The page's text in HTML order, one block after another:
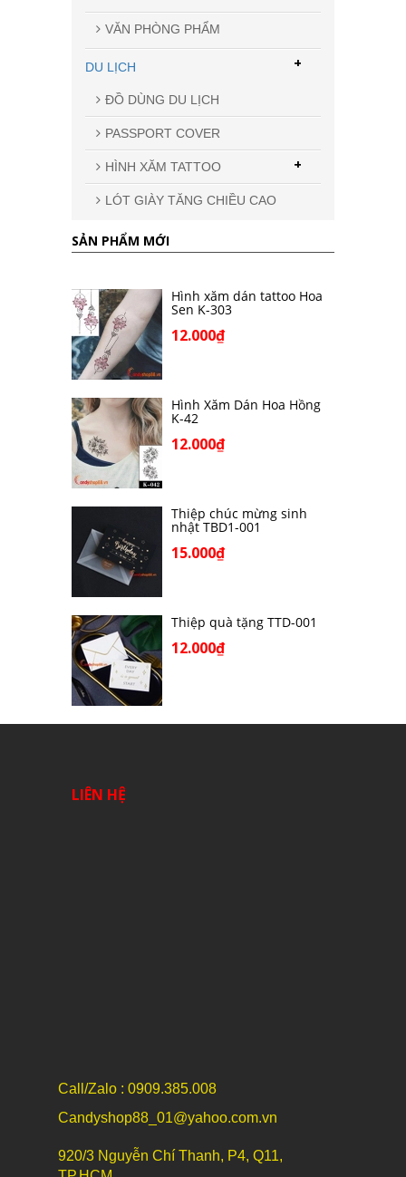
VĂN PHÒNG PHẨM
DU LỊCH
ĐỒ DÙNG DU LỊCH
PASSPORT COVER
HÌNH XĂM TATTOO +
LÓT GIÀY TĂNG CHIỀU CAO
+
SẢN PHẨM MỚI
Hình xăm dán tattoo Hoa
Sen K-303
12.000₫
Hình Xăm Dán Hoa Hồng
K-42
12.000₫
Thiệp chúc mừng sinh
nhật TBD1-001
15.000₫
Thiệp quà tặng TTD-001
12.000₫
LIÊN HỆ
Call/Zalo : 0909.385.008
Candyshop88_01@yahoo.com.vn
920/3 Nguyễn Chí Thanh, P4, Q11,